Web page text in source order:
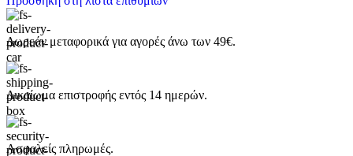
Δωρεάν μεταφορικά για αγορές άνω των 49€.
Δικαίωμα επιστροφής εντός 14 ημερών.
Ασφαλείς πληρωμές.